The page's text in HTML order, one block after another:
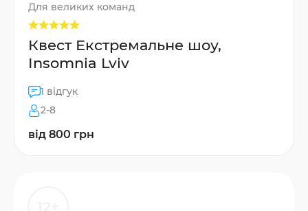
Для великих команд
Квест Екстремальне шоу,
Insomnia Lviv
1 відгук
2-8
від 800 грн